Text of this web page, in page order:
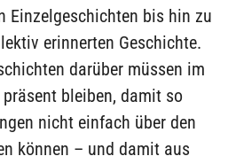
Einzelgeschichten bis hin zu
erinnerten Geschichte.
darüber müssen im
bleiben, damit so
nicht einfach über den
können – und damit aus